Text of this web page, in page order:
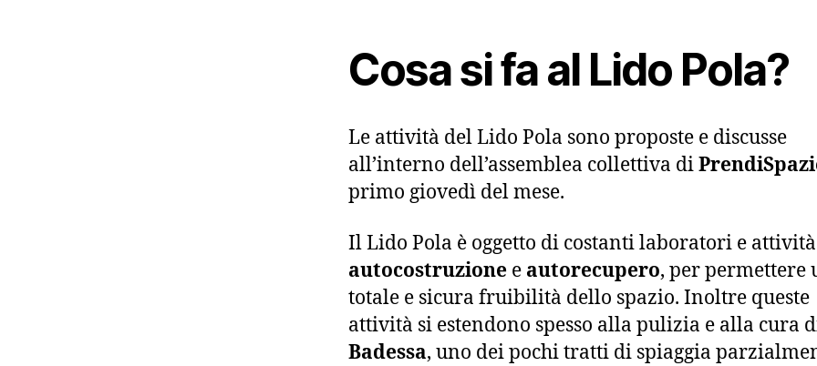
Cosa si fa al Lido Pola?
Le attività del Lido Pola sono proposte e discusse
all’interno dell’assemblea collettiva di
primo giovedì del mese.
Il Lido Pola è oggetto di costanti laboratori e
autocostruzione e autorecupero, per permettere
totale e sicura fruibilità dello spazio. Inoltre queste
attività si estendono spesso alla pulizia e alla cura
Badessa, uno dei pochi tratti di spiaggia